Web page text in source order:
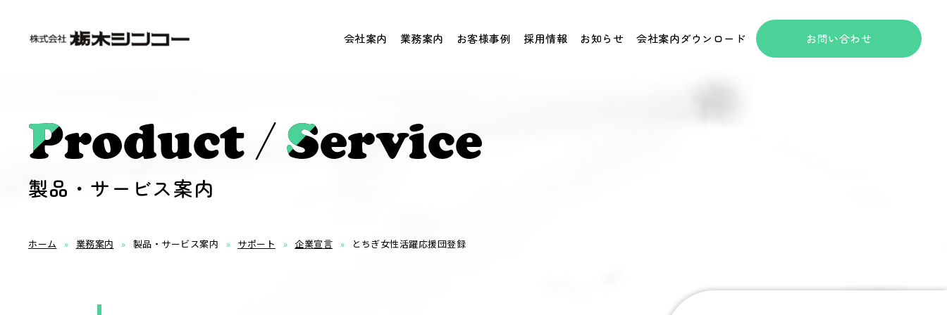
会社案内 業務案内 お客様事例 採用情報 お知らせ 会社案内ダウンロード お問い合わせ
Product / Service
製品・サービス案内
ホーム 業務案内 製品・サービス案内 サポート 企業宣言 とちぎ女性活躍応援団登録